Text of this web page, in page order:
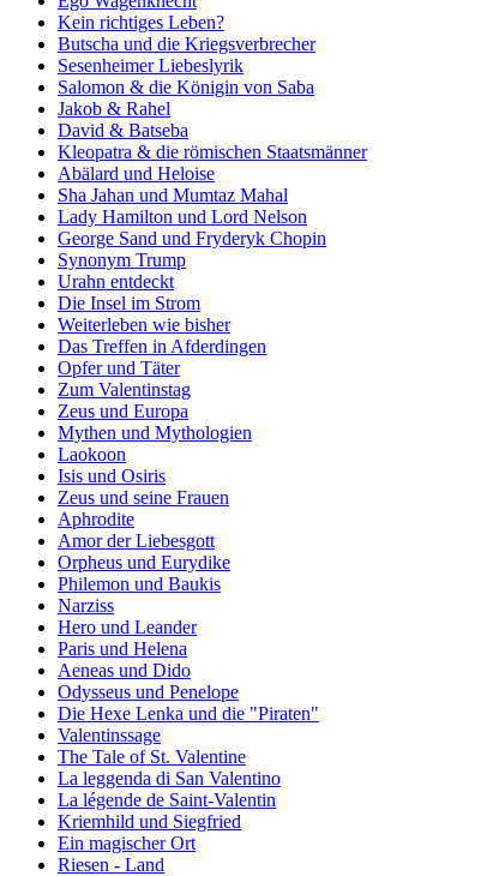
Kein richtiges Leben?
Butscha und die Kriegsverbrecher
Sesenheimer Liebeslyrik
Salomon & die Königin von Saba
Jakob & Rahel
David & Batseba
Kleopatra & die römischen Staatsmänner
Abälard und Heloise
Sha Jahan und Mumtaz Mahal
Lady Hamilton und Lord Nelson
George Sand und Fryderyk Chopin
Synonym Trump
Urahn entdeckt
Die Insel im Strom
Weiterleben wie bisher
Das Treffen in Afderdingen
Opfer und Täter
Zum Valentinstag
Zeus und Europa
Mythen und Mythologien
Laokoon
Isis und Osiris
Zeus und seine Frauen
Aphrodite
Amor der Liebesgott
Orpheus und Eurydike
Philemon und Baukis
Narziss
Hero und Leander
Paris und Helena
Aeneas und Dido
Odysseus und Penelope
Die Hexe Lenka und die "Piraten"
Valentinssage
The Tale of St. Valentine
La leggenda di San Valentino
La légende de Saint-Valentin
Kriemhild und Siegfried
Ein magischer Ort
Riesen - Land